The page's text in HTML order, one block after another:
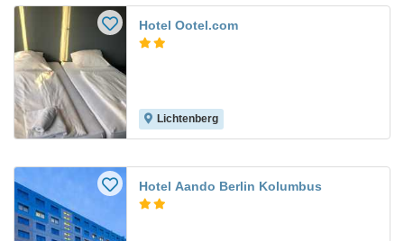
Hotel Ootel.com
Lichtenberg
Hotel Aando Berlin Kolumbus